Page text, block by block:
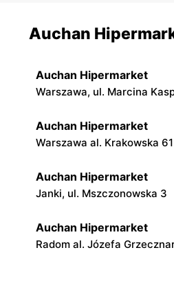
Auchan
Auchan Hipermarket
Warszawa, ul. Marcina
Auchan Hipermarket
Warszawa al. Krakowska 61
Auchan Hipermarket
Janki, ul. Mszczonowska 3
Auchan Hipermarket
Radom al. Józefa